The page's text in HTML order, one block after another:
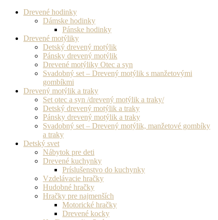
Drevené hodinky
Dámske hodinky
Pánske hodinky
Drevené motýliky
Detský drevený motýlik
Pánsky drevený motýlik
Drevené motýliky Otec a syn
Svadobný set – Drevený motýlik s manžetovými
gombíkmi
Drevený motýlik a traky
Set otec a syn /drevený motýlik a traky/
Detský drevený motýlik a traky
Pánsky drevený motýlik a traky
Svadobný set – Drevený motýlik, manžetové gombíky
a traky
Detský svet
Nábytok pre deti
Drevené kuchynky
Príslušenstvo do kuchynky
Vzdelávacie hračky
Hudobné hračky
Hračky pre najmenších
Motorické hračky
Drevené kocky